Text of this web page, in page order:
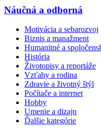
Náučná a odborná
Motivácia a sebarozvoj
Biznis a manažment
Humanitné a
História
Životopisy a reportáže
Vzťahy a rodina
Zdravie a životný štýl
Počítače a internet
Hobby
Umenie a dizajn
Ďalšie kategórie